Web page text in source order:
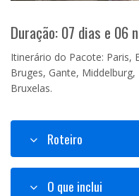
Duração: 07 dias e 06
Itinerário do Pacote: Paris,
Bruges, Gante,
Bruxelas.
Roteiro
O que inclui